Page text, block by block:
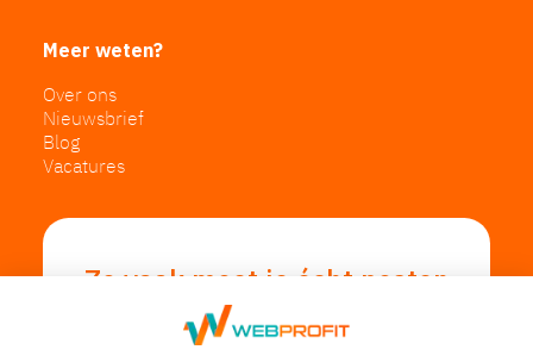
Meer weten?
Over ons
Nieuwsbrief
Blog
Vacatures
Zo vaak moet je écht posten
op LinkedIn in 2026